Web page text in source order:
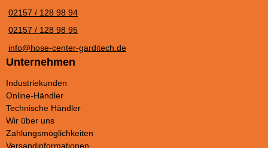
02157 / 128 98 94
02157 / 128 98 95
info@hose-center-garditech.de
Unternehmen
Industriekunden
Online-Händler
Technische Händler
Wir über uns
Zahlungsmöglichkeiten
Versandinformationen